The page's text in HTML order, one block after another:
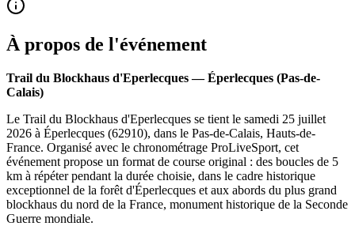
À propos de l'événement
Trail du Blockhaus d'Eperlecques — Éperlecques (Pas-de-
Calais)
Le Trail du Blockhaus d'Eperlecques se tient le samedi 25 juillet
2026 à Éperlecques (62910), dans le Pas-de-Calais, Hauts-de-
France. Organisé avec le chronométrage ProLiveSport, cet
événement propose un format de course original : des boucles de 5
km à répéter pendant la durée choisie, dans le cadre historique
exceptionnel de la forêt d'Éperlecques et aux abords du plus grand
blockhaus du nord de la France, monument historique de la Seconde
Guerre mondiale.